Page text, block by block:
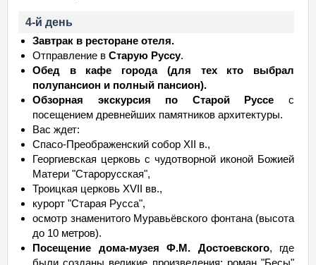
4-й день
Завтрак в ресторане отеля.
Отправление в Старую Руссу.
Обед в кафе города (для тех кто выбрал
полупансион и полный пансион).
Обзорная экскурсия по Старой Руссе с
посещением древнейших памятников архитектуры.
Вас ждет:
Спасо-Преображенский собор XII в.,
Георгиевская церковь с чудотворной иконой Божией
Матери "Старорусская",
Троицкая церковь XVII вв.,
курорт "Старая Русса",
осмотр знаменитого Муравьёвского фонтана (высота
до 10 метров).
Посещение дома-музея Ф.М. Достоевского, где
были созданы великие произведения: роман "Бесы"